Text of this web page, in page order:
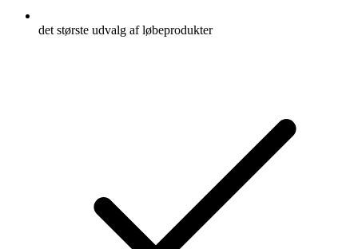
det største udvalg af løbeprodukter